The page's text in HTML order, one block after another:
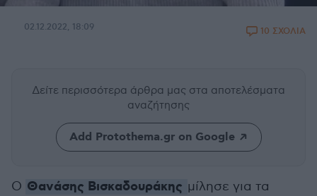
02.12.2022, 18:09 10 ΣΧΟΛΙΑ
Δείτε περισσότερα άρθρα μας στα αποτελέσματα
αναζήτησης
Add Protothema.gr on Google
Ο Θανάσης Βισκαδουράκης μίλησε για τα